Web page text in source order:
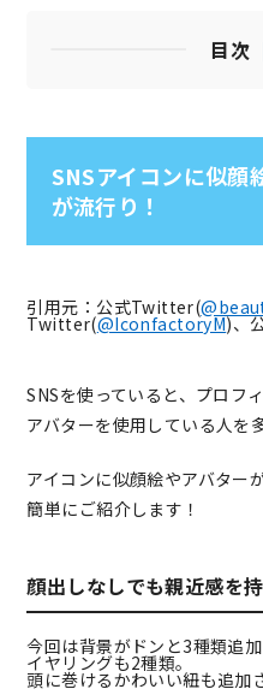
目次
SNSアイコンに似顔
が流行り！
引用元：公式Twitter(
Twitter(@IconfactoryM)、
SNSを使っていると、プロフ
アバターを使用している人を
アイコンに似顔絵やアバター
簡単にご紹介します！
顔出しなしでも親近感を
今回は背景がドンと3種類追加
イヤリングも2種類。
頭に巻けるかわいい紐も追加